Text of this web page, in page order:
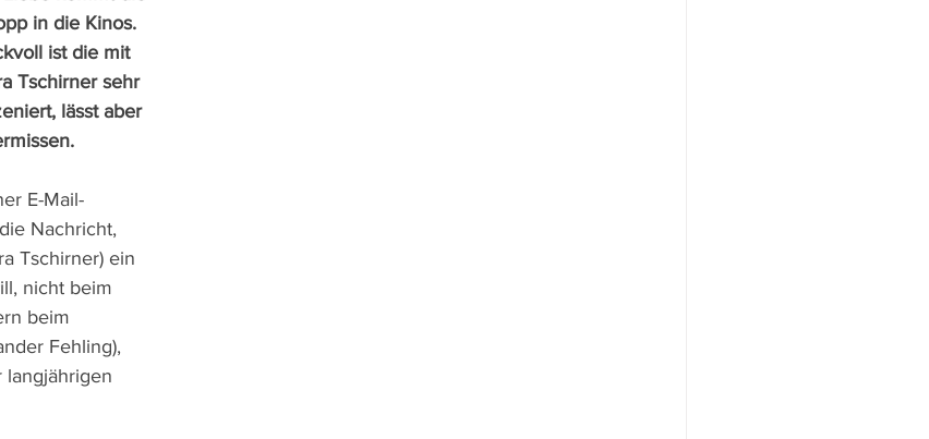
in die Kinos.
ist die mit
Tschirner sehr
lässt aber
E-Mail-
Nachricht,
Tschirner) ein
nicht beim
beim
Fehling),
langjährigen